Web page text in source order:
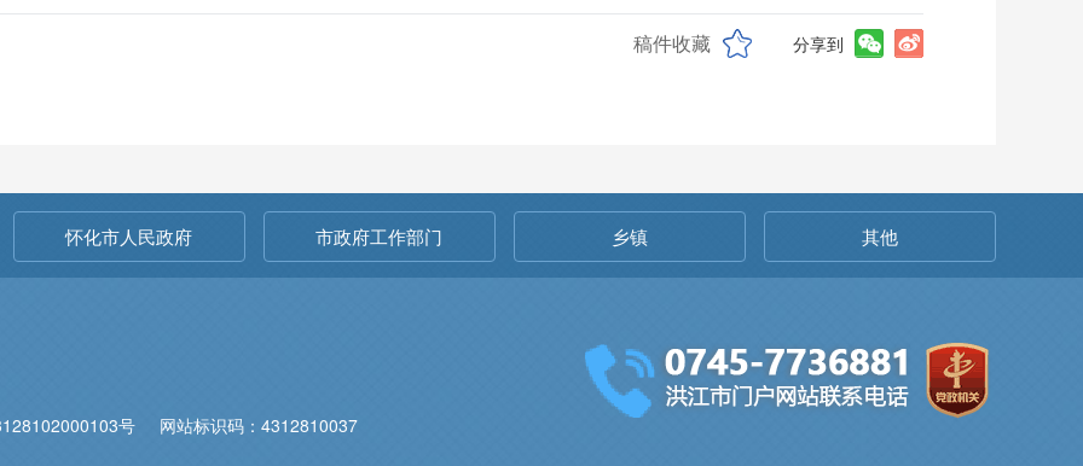
稿件收藏 分享到
怀化市人民政府 市政府工作部门 乡镇 其他
号 网站标识码：4312810037